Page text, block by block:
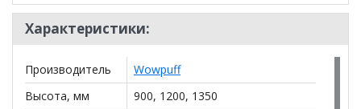
см (рост до 170см, нагрузка до 100кг)
Верх изделия оснащен молнией, при помощи
которой чехол снимается для влажной уборки
пятен. Внутренний чехол выполнен из плотной
нетканной ткани с клапаном для донасыпки
наполнителя.
Есть удобная ручка для переноски изделия.
Характеристики:
Производитель
Wowpuff
Высота, мм
900, 1200, 1350